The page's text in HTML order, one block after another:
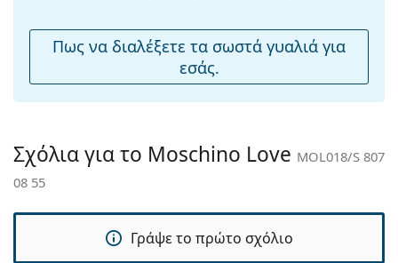
βρείτε περισσότερα μοντέλα από δημοφιλείς μάρκες.
Αξεσουάρ
θήκη:
Άλλα
Τύπος:
Moschino Love
Πως να διαλέξετε τα σωστά γυαλιά για
εσάς.
Σχόλια για το Moschino Love MOL018/S 807
08 55
Γράψε το πρώτο σχόλιο